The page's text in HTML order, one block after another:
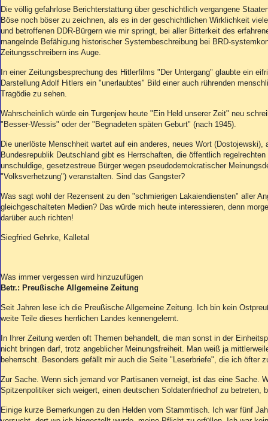
Start
Aktuelle Ausgabe
Abonnenten-Login
Abo Prämien
Archiv
Danzig und Westpreußen
Bücher
Kontakt
Impressum
Die völlig gefahrlose Berichterstattung über geschichtlich vergangene
Böse noch böser zu zeichnen, als es in der geschichtlichen Wirklichkeit
und betroffenen DDR-Bürgern wie mir springt, bei aller Bitterkeit des
mangelnde Befähigung historischer Systembeschreibung bei BRD-
Zeitungsschreibern ins Auge.
In einer Zeitungsbesprechung des Hitlerfilms "Der Untergang" glaubte ein
Darstellung Adolf Hitlers ein "unerlaubtes" Bild einer auch rührenden
Tragödie zu sehen.
Wahrscheinlich würde ein Turgenjew heute "Ein Held unserer Zeit" neu
"Besser-Wessis" oder der "Begnadeten späten Geburt" (nach 1945).
Die unerlöste Menschheit wartet auf ein anderes, neues Wort (Dostojewski),
Bundesrepublik Deutschland gibt es Herrschaften, die öffentlich regelrechten
unschuldige, gesetzestreue Bürger wegen pseudodemokratischer
"Volksverhetzung") veranstalten. Sind das Gangster?
Was sagt wohl der Rezensent zu den "schmierigen Lakaiendiensten" aller
gleichgeschalteten Medien? Das würde mich heute interessieren, denn
darüber auch richten!
Siegfried Gehrke, Kalletal
Was immer vergessen wird hinzuzufügen
Betr.: Preußische Allgemeine Zeitung
Seit Jahren lese ich die Preußische Allgemeine Zeitung. Ich bin kein
weite Teile dieses herrlichen Landes kennengelernt.
In Ihrer Zeitung werden oft Themen behandelt, die man sonst in der
nicht bringen darf, trotz angeblicher Meinungsfreiheit. Man weiß ja
beherrscht. Besonders gefällt mir auch die Seite "Leserbriefe", die ich öfter
Zur Sache. Wenn sich jemand vor Partisanen verneigt, ist das eine Sache.
Spitzenpolitiker sich weigert, einen deutschen Soldatenfriedhof zu betreten,
Einige kurze Bemerkungen zu den Helden vom Stammtisch. Ich war fünf